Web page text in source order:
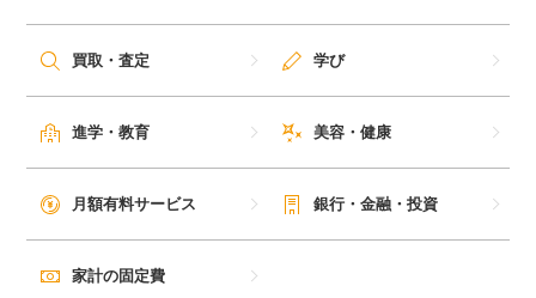
買取・査定 学び
進学・教育 美容・健康
月額有料サービス 銀行・金融・投資
家計の固定費